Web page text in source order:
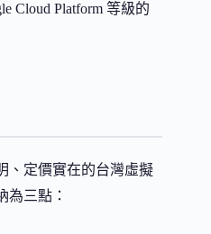
Cloud Platform 等級的
、定價實在的台灣虛擬
為三點：